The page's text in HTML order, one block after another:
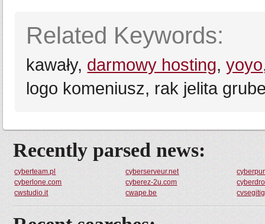
Related Keywords:
kawały, darmowy hosting,yoyo
logo komeniusz, rak jelita
Recently parsed news:
cyberteam.pl cyberserveur.net
cyberlone.com
cyberez-2u.com
cwstudio.it
cwape.be